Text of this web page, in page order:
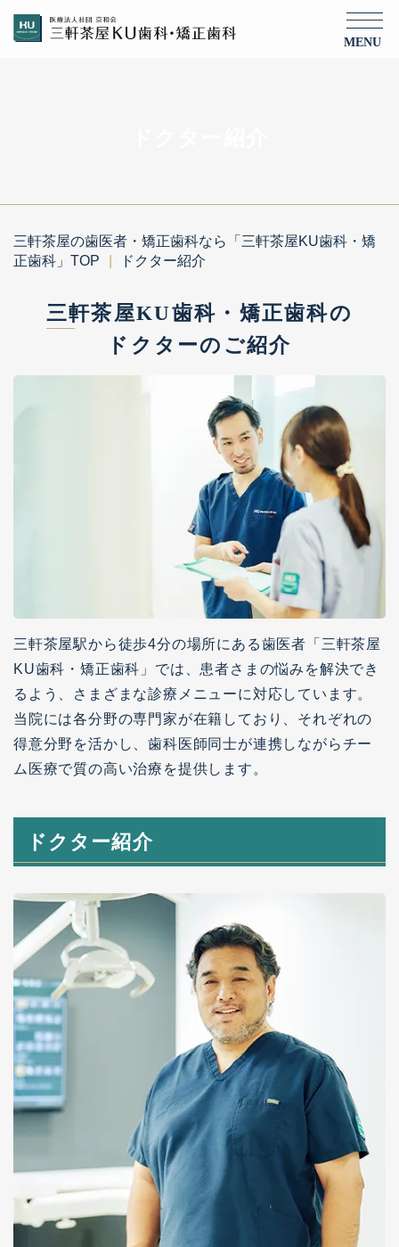
MENU
ご予約・お問い合わせはこちら
WEBで予約完結
来院のご予約
ご相談専用
無料メール相談
カウンセリング専用
LINEビデオ相談
三軒茶屋の歯医者・矯正歯科なら「三軒茶屋KU歯科・矯
正歯科」TOP
ドクター紹介
三軒茶屋KU歯科・矯正歯科の
ドクターのご紹介
三軒茶屋駅から徒歩4分の場所にある歯医者「三軒茶屋
KU歯科・矯正歯科」では、患者さまの悩みを解決でき
るよう、さまざまな診療メニューに対応しています。
当院には各分野の専門家が在籍しており、それぞれの
得意分野を活かし、歯科医師同士が連携しながらチー
ム医療で質の高い治療を提供します。
ドクター紹介